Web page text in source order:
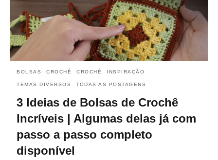
BOLSAS CROCHÊ CROCHÊ INSPIRAÇÃO
TEMAS DIVERSOS TODAS AS POSTAGENS
3 Ideias de Bolsas de Crochê
Incríveis | Algumas delas já com
passo a passo completo
disponível